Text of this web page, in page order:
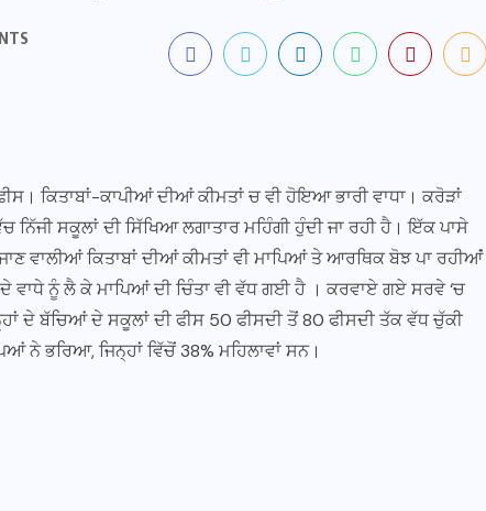
ਕਿਤਾਬਾਂ-ਕਾਪੀਆਂ ਦੀਆਂ ਕੀਮਤਾਂ ਚ ਵੀ ਹੋਇਆ ਭਾਰੀ ਵਾਧਾ। ਕਰੋੜਾਂ
ਨਿੱਜੀ ਸਕੂਲਾਂ ਦੀ ਸਿੱਖਿਆ ਲਗਾਤਾਰ ਮਹਿੰਗੀ ਹੁੰਦੀ ਜਾ ਰਹੀ ਹੈ। ਇੱਕ ਪਾਸੇ
ਵਾਲੀਆਂ ਕਿਤਾਬਾਂ ਦੀਆਂ ਕੀਮਤਾਂ ਵੀ ਮਾਪਿਆਂ ਤੇ ਆਰਥਿਕ ਬੋਝ ਪਾ ਰਹੀਆਂਂ
ਨੂੰ ਲੈ ਕੇ ਮਾਪਿਆਂ ਦੀ ਚਿੰਤਾ ਵੀ ਵੱਧ ਗਈ ਹੈ । ਕਰਵਾਏ ਗਏ ਸਰਵੇ ‘ਚ
ਦੇ ਬੱਚਿਆਂ ਦੇ ਸਕੂਲਾਂ ਦੀ ਫੀਸ 50 ਫੀਸਦੀ ਤੋਂ 80 ਫੀਸਦੀ ਤੱਕ ਵੱਧ ਚੁੱਕੀ
ਭਰਿਆ, ਜਿਨ੍ਹਾਂ ਵਿੱਚੋਂ 38% ਮਹਿਲਾਵਾਂ ਸਨ।